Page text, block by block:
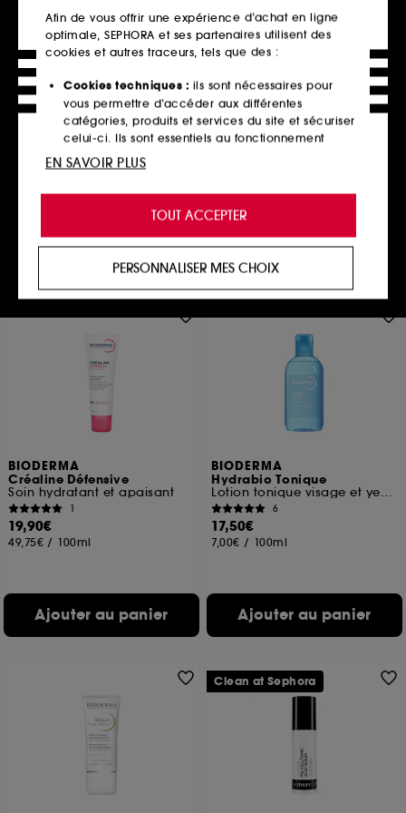
BIODERMA
Hydrabio Perfecteur SPF30
Soin visage
4
25,00€
Ajouter au panier
BIODERMA
Créaline Défensive
Soin hydratant et apaisant
1
19,90€
49,75€ / 100ml
Ajouter au panier
BIODERMA
Hydrabio Tonique
Lotion tonique visage et yeux peaux sensibles déshydratées
6
17,50€
7,00€ / 100ml
Ajouter au panier
Clean at Sephora
Afin de vous offrir une expérience d’achat en ligne
optimale, SEPHORA et ses partenaires utilisent des
cookies et autres traceurs, tels que des :
Cookies techniques : ils sont nécessaires pour
vous permettre d’accéder aux différentes
catégories, produits et services du site et sécuriser
celui-ci. Ils sont essentiels au fonctionnement
technique du site et ne peuvent être désactivés.
de vous offrir une expérience enrichie et
personnalisée en vous recommandant des
produits, des services et des contenus qui
proposer des offres promotionnelles adaptées à
votre profil.
Cookies réseaux sociaux et publicité :
utilisés pour vous présenter du contenu susceptible
de vous plaire via des publicités, y compris sur des
sites tiers et sur les réseaux sociaux, sur la base
des pages que vous avez consultées, de votre
navigation, et de l'historique de vos interactions.
permettent de réaliser des statistiques de
fréquentation et de navigation sur notre site afin
d’en améliorer la performance.
Cookies de sécurisation des paiements en ligne :
ils nous permettent de lutter notamment contre les
Cookies fonctionnels :
il s’agit de cookies
permettant l’affichage et/ou la fourniture de
cookies d’authentification qui sont utilisés afin de
vous faire bénéficier de l’authentification
prolongée vous permettant d’accéder à votre
compte lors de votre prochaine visite sur le site
sans saisir à nouveau votre identifiant et mot de
TOUT ACCEPTER
PERSONNALISER MES CHOIX
EN SAVOIR PLUS